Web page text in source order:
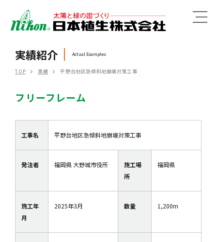
MENU
実績紹介 Actual Examples
TOP 実績 平野台地区急傾斜地崩壊対策工事
フリーフレーム
工事名 平野台地区急傾斜地崩壊対策工事
発注者 福岡県 大野城市役所
施工場
所
福岡県
施工年
月
2025年3月 数量 1,200m